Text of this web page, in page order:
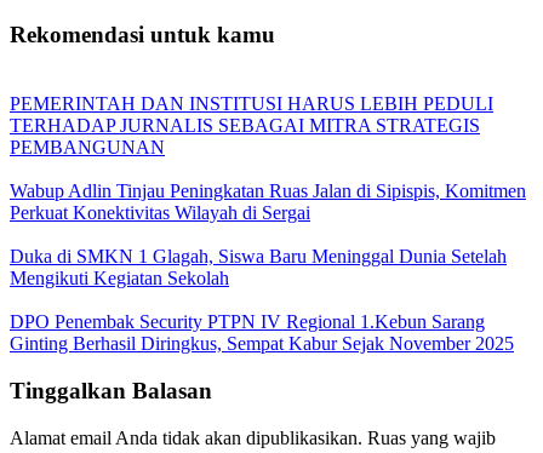
Rekomendasi untuk kamu
PEMERINTAH DAN INSTITUSI HARUS LEBIH PEDULI
TERHADAP JURNALIS SEBAGAI MITRA STRATEGIS
PEMBANGUNAN
Wabup Adlin Tinjau Peningkatan Ruas Jalan di Sipispis, Komitmen
Perkuat Konektivitas Wilayah di Sergai
Duka di SMKN 1 Glagah, Siswa Baru Meninggal Dunia Setelah
Mengikuti Kegiatan Sekolah
DPO Penembak Security PTPN IV Regional 1.Kebun Sarang
Ginting Berhasil Diringkus, Sempat Kabur Sejak November 2025
Tinggalkan Balasan
Alamat email Anda tidak akan dipublikasikan. Ruas yang wajib